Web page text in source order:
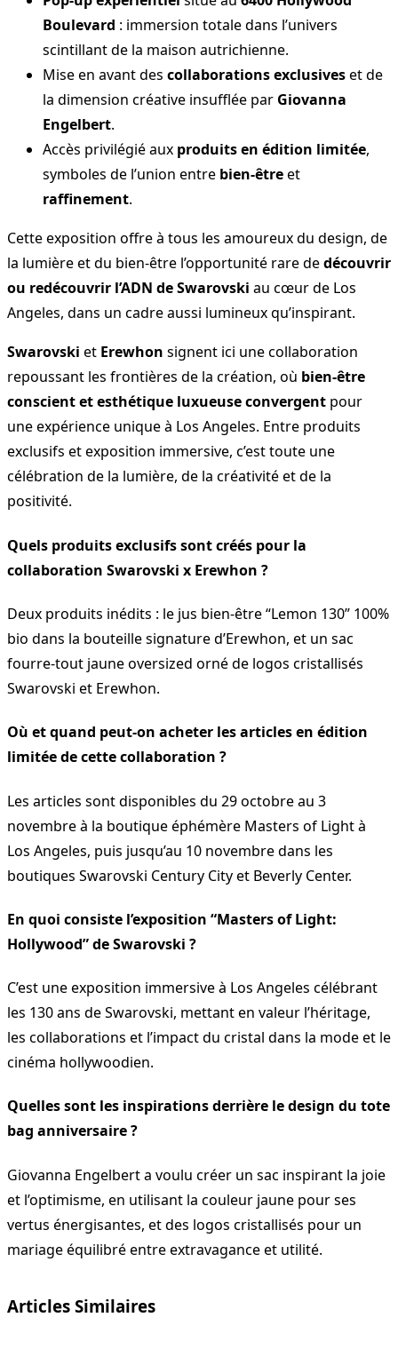
Boulevard : immersion totale dans l’univers
scintillant de la maison autrichienne.
Mise en avant des collaborations exclusiveset de
la dimension créative insufflée par Giovanna
Engelbert.
Accès privilégié aux produits en édition limitée,
symboles de l’union entre bien-êtreet
raffinement.
Cette exposition offre à tous les amoureux du design, de
la lumière et du bien-être l’opportunité rare dedécouvrir
ou redécouvrir l’ADN de Swarovski au cœur de Los
Angeles, dans un cadre aussi lumineux qu’inspirant.
Swarovski et Erewhon signent ici une collaboration
repoussant les frontières de la création, où bien-être
conscient et esthétique luxueuse convergent pour
une expérience unique à Los Angeles. Entre produits
exclusifs et exposition immersive, c’est toute une
célébration de la lumière, de la créativité et de la
positivité.
Quels produits exclusifs sont créés pour la
collaboration Swarovski x Erewhon ?
Deux produits inédits : le jus bien-être “Lemon 130” 100%
bio dans la bouteille signature d’Erewhon, et un sac
fourre-tout jaune oversized orné de logos cristallisés
Swarovski et Erewhon.
Où et quand peut-on acheter les articles en édition
limitée de cette collaboration ?
Les articles sont disponibles du 29 octobre au 3
novembre à la boutique éphémère Masters of Light à
Los Angeles, puis jusqu’au 10 novembre dans les
boutiques Swarovski Century City et Beverly Center.
En quoi consiste l’exposition “Masters of Light:
Hollywood” de Swarovski ?
C’est une exposition immersive à Los Angeles célébrant
les 130 ans de Swarovski, mettant en valeur l’héritage,
les collaborations et l’impact du cristal dans la mode et le
cinéma hollywoodien.
Quelles sont les inspirations derrière le design du tote
bag anniversaire ?
Giovanna Engelbert a voulu créer un sac inspirant la joie
et l’optimisme, en utilisant la couleur jaune pour ses
vertus énergisantes, et des logos cristallisés pour un
mariage équilibré entre extravagance et utilité.
Articles Similaires